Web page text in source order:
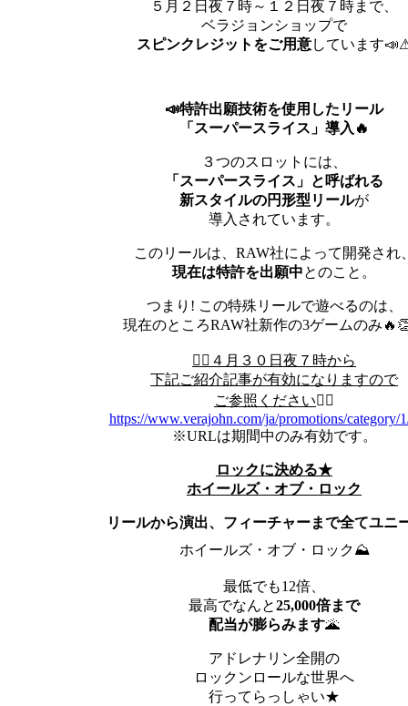
５月２日夜７時～１２日夜７時まで、
ベラジョンショップで
スピンクレジットをご用意しています
📣特許出願技術を使用したリール
「スーパースライス」導入 🔥
３つのスロットには、
「スーパースライス」と呼ばれる
新スタイルの円形型リールが
導入されています。
このリールは、RAW社によって開発され、
現在は特許を出願中とのこと。
つまり! この特殊リールで遊べるのは、
現在のところRAW社新作の3ゲームのみ
👇🏻 ４月３０日夜７時から
下記ご紹介記事が有効になりますので
ご参照ください👇🏻
https://www.verajohn.com/ja/promotions/category/
※URLは期間中のみ有効です。
ロックに決める★
ホイールズ・オブ・ロック
リールから演出、フィーチャーまで全てユニ
ホイールズ・オブ・ロック⛰
最低でも12倍、
最高でなんと25,000倍まで
配当が膨らみます🌋
アドレナリン全開の
ロックンロールな世界へ
行ってらっしゃい★